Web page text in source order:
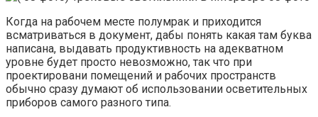
Когда на рабочем месте полумрак и приходится
всматриваться в документ, дабы понять какая там буква
написана, выдавать продуктивность на адекватном
уровне будет просто невозможно, так что при
проектировани помещений и рабочих пространств
обычно сразу думают об использовании осветительных
приборов самого разного типа.